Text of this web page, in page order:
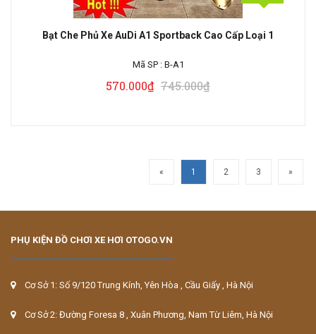
Bạt Che Phủ Xe AuDi A1 Sportback Cao Cấp Loại 1
Mã SP : B-A1
570.000₫ 745.000₫
« 1 2 3 »
PHỤ KIỆN ĐỒ CHƠI XE HƠI OTOGO.VN
Cơ Sở 1: Số 9/120 Trung Kính, Yên Hòa , Cầu Giấy , Hà Nội
Cơ Sở 2: Đường Foresa 8 , Xuân Phương, Nam Từ Liêm, Hà Nội